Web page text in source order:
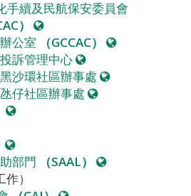
手續及民航保安委員會
）
網
站
公室 （GCCAC）
網
訴管理中心
網
站
沙環社區辦事處
網
仔社區辦事處
網
網
網
站
部門 （SAAL）
網
）